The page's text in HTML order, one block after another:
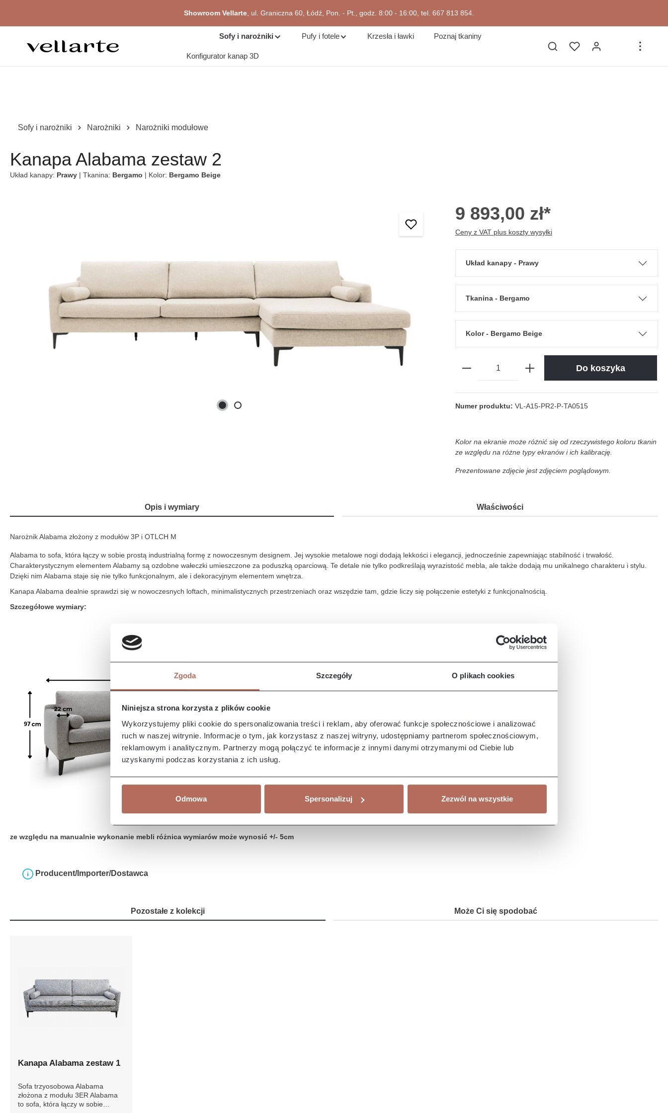
Zgoda Szczegóły O plikach cookies
Niniejsza strona korzysta z plików cookie
Wykorzystujemy pliki cookie do spersonalizowania treści i reklam, aby oferować funkcje społecznościowe i analizować
ruch w naszej witrynie. Informacje o tym, jak korzystasz z naszej witryny, udostępniamy partnerom społecznościowym,
reklamowym i analitycznym. Partnerzy mogą połączyć te informacje z innymi danymi otrzymanymi od Ciebie lub
uzyskanymi podczas korzystania z ich usług.
Odmowa Spersonalizuj Zezwól na wszystkie
Showroom Vellarte , ul. Graniczna 60, Łódź, Pon. - Pt., godz. 8:00 - 16:00, tel. 667 813 854.
Sofy i narożniki Pufy i fotele Krzesła i ławki Poznaj tkaniny
Konfigurator kanap 3D
Sofy i narożniki Narożniki Narożniki modułowe
Kanapa Alabama zestaw 2
Układ kanapy: Prawy | Tkanina: Bergamo | Kolor: Bergamo Beige
9 893,00 zł*
Ceny z VAT plus koszty wysyłki
Układ kanapy - Prawy
Tkanina - Bergamo
Kolor - Bergamo Beige
Do koszyka
Numer produktu: VL-A15-PR2-P-TA0515
Kolor na ekranie może różnić się od rzeczywistego koloru tkanin
ze względu na różne typy ekranów i ich kalibrację.
Prezentowane zdjęcie jest zdjęciem poglądowym.
Opis i wymiary Właściwości
Narożnik Alabama złożony z modułów 3P i OTLCH M
Alabama to sofa, która łączy w sobie prostą industrialną formę z nowoczesnym designem. Jej wysokie metalowe nogi dodają lekkości i elegancji, jednocześnie zapewniając stabilność i trwałość.
Charakterystycznym elementem Alabamy są ozdobne wałeczki umieszczone za poduszką oparciową. Te detale nie tylko podkreślają wyrazistość mebla, ale także dodają mu unikalnego charakteru i stylu.
Dzięki nim Alabama staje się nie tylko funkcjonalnym, ale i dekoracyjnym elementem wnętrza.
Kanapa Alabama dealnie sprawdzi się w nowoczesnych loftach, minimalistycznych przestrzeniach oraz wszędzie tam, gdzie liczy się połączenie estetyki z funkcjonalnością.
Szczegółowe wymiary:
ze względu na manualnie wykonanie mebli różnica wymiarów może wynosić +/- 5cm
Producent/Importer/Dostawca
Pozostałe z kolekcji Może Ci się spodobać
Kanapa Alabama zestaw 1
Sofa trzyosobowa Alabama
złożona z modułu 3ER Alabama
to sofa, która łączy w sobie
Przejdź do okazji